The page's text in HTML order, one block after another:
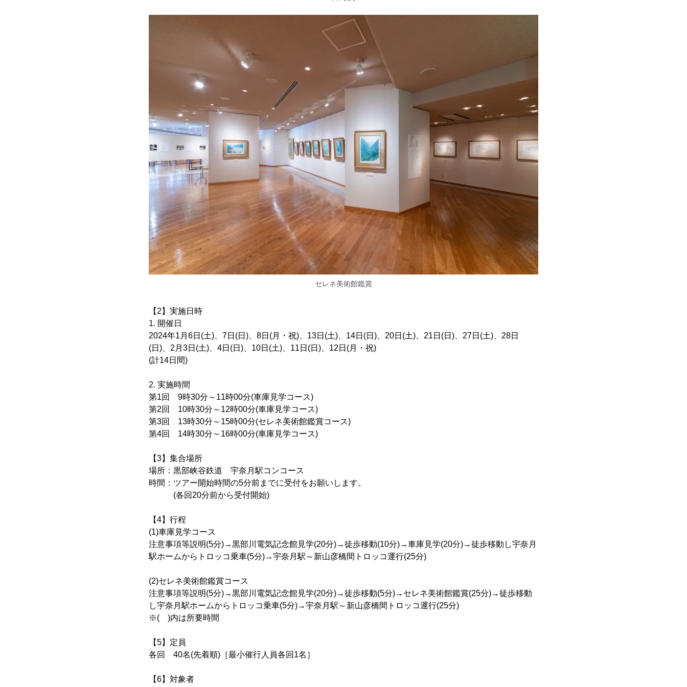
セレネ美術館鑑賞
【2】実施日時
1. 開催日
2024年1月6日(土)、7日(日)、8日(月・祝)、13日(土)、14日(日)、20日(土)、21日(日)、27日(土)、28日
(日)、2月3日(土)、4日(日)、10日(土)、11日(日)、12日(月・祝)
(計14日間)
2. 実施時間
第1回 9時30分～11時00分(車庫見学コース)
第2回 10時30分～12時00分(車庫見学コース)
第3回 13時30分～15時00分(セレネ美術館鑑賞コース)
第4回 14時30分～16時00分(車庫見学コース)
【3】集合場所
場所：黒部峡谷鉄道 宇奈月駅コンコース
時間：ツアー開始時間の5分前までに受付をお願いします。
(各回20分前から受付開始)
【4】行程
(1)車庫見学コース
注意事項等説明(5分)→黒部川電気記念館見学(20分)→徒歩移動(10分)→車庫見学(20分)→徒歩移動し宇奈月
駅ホームからトロッコ乗車(5分)→宇奈月駅～新山彦橋間トロッコ運行(25分)
(2)セレネ美術館鑑賞コース
注意事項等説明(5分)→黒部川電気記念館見学(20分)→徒歩移動(5分)→セレネ美術館鑑賞(25分)→徒歩移動
し宇奈月駅ホームからトロッコ乗車(5分)→宇奈月駅～新山彦橋間トロッコ運行(25分)
※( )内は所要時間
【5】定員
各回 40名(先着順)［最小催行人員各回1名］
【6】対象者